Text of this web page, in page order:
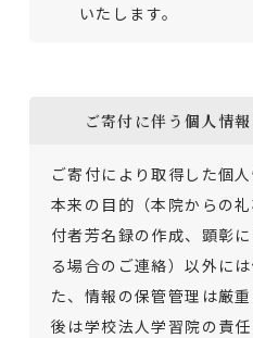
いたします。
ご寄付に伴う個人情
ご寄付により取得した個
本来の目的（本院からの
付者芳名録の作成、顕彰
る場合のご連絡）以外には
た、情報の保管管理は厳
後は学校法人学習院の責